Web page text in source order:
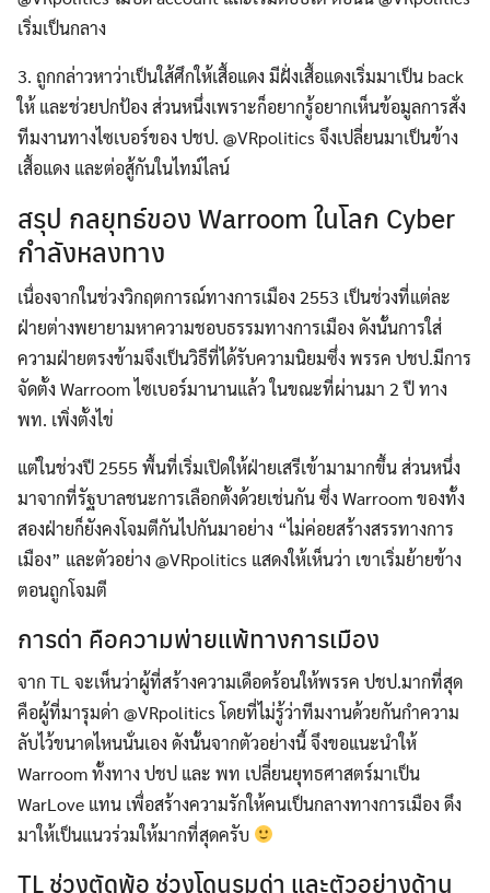
for:
เริ่มเป็นกลาง
3. ถูกกล่าวหาว่าเป็นใส้ศึกให้เสื้อแดง มีฝั่งเสื้อแดงเริ่มมาเป็น back
ให้ และช่วยปกป้อง ส่วนหนึ่งเพราะก็อยากรู้อยากเห็นข้อมูลการสั่ง
ทีมงานทางไซเบอร์ของ ปชป. @VRpolitics จึงเปลี่ยนมาเป็นข้าง
เสื้อแดง และต่อสู้กันในไทม์ไลน์
สรุป กลยุทธ์ของ Warroom ในโลก Cyber
กำลังหลงทาง
เนื่องจากในช่วงวิกฤตการณ์ทางการเมือง 2553 เป็นช่วงที่แต่ละ
ฝ่ายต่างพยายามหาความชอบธรรมทางการเมือง ดังนั้นการใส่
ความฝ่ายตรงข้ามจึงเป็นวิธีที่ได้รับความนิยมซึ่ง พรรค ปชป.มีการ
จัดตั้ง Warroom ไซเบอร์มานานแล้ว ในขณะที่ผ่านมา 2 ปี ทาง
พท. เพิ่งตั้งไข่
แต่ในช่วงปี 2555 พื้นที่เริ่มเปิดให้ฝ่ายเสรีเข้ามามากขึ้น ส่วนหนึ่ง
มาจากที่รัฐบาลชนะการเลือกตั้งด้วยเช่นกัน ซึ่ง Warroom ของทั้ง
สองฝ่ายก็ยังคงโจมตีกันไปกันมาอย่าง “ไม่ค่อยสร้างสรรทางการ
เมือง” และตัวอย่าง @VRpolitics แสดงให้เห็นว่า เขาเริ่มย้ายข้าง
ตอนถูกโจมตี
การด่า คือความพ่ายแพ้ทางการเมือง
จาก TL จะเห็นว่าผู้ที่สร้างความเดือดร้อนให้พรรค ปชป.มากที่สุด
คือผู้ที่มารุมด่า @VRpolitics โดยที่ไม่รู้ว่าทีมงานด้วยกันกำความ
ลับไว้ขนาดไหนนั่นเอง ดังนั้นจากตัวอย่างนี้ จึงขอแนะนำให้
Warroom ทั้งทาง ปชป และ พท เปลี่ยนยุทธศาสตร์มาเป็น
WarLove แทน เพื่อสร้างความรักให้คนเป็นกลางทางการเมือง ดึง
มาให้เป็นแนวร่วมให้มากที่สุดครับ
TL ช่วงตัดพ้อ ช่วงโดนรุมด่า และตัวอย่างด้าน